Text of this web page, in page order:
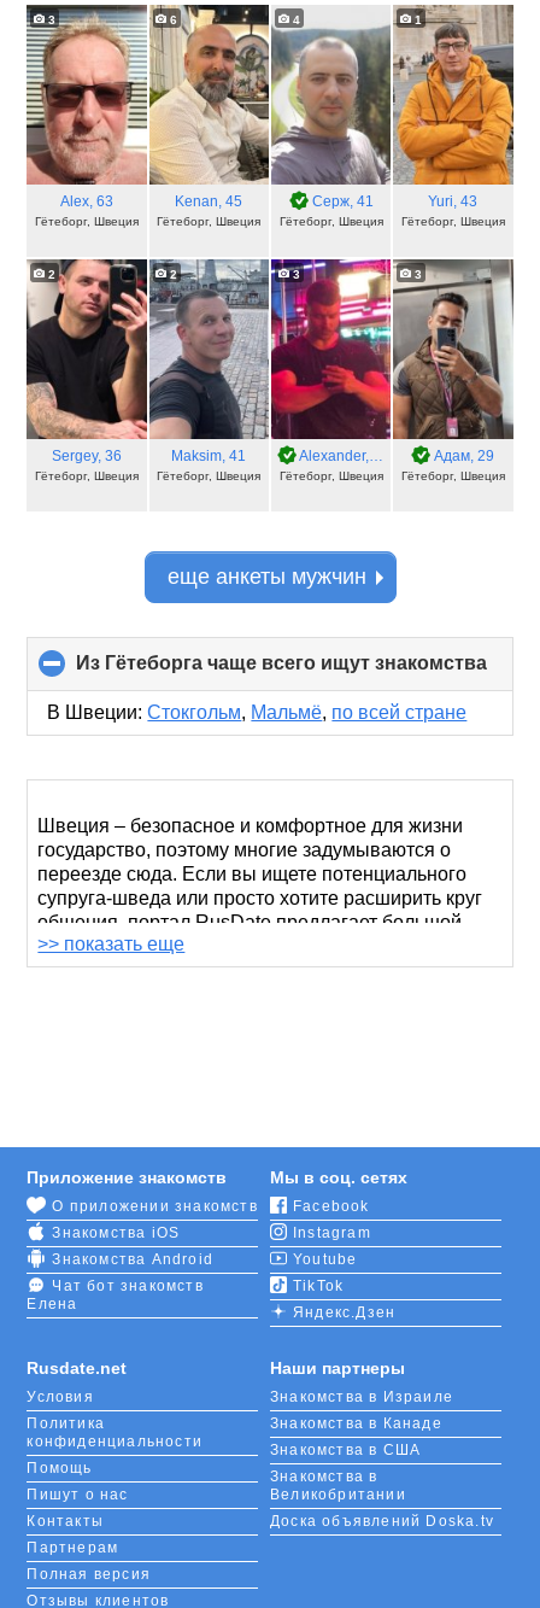
3
Alex, 63
Гётеборг, Швеция
6
Kenan, 45
Гётеборг, Швеция
4
Серж, 41
Гётеборг, Швеция
1
Yuri, 43
Гётеборг, Швеция
2
Sergey, 36
Гётеборг, Швеция
2
Maksim, 41
Гётеборг, Швеция
3
Alexander, 23
Гётеборг, Швеция
3
Адам, 29
Гётеборг, Швеция
еще анкеты мужчин
Из Гётеборга чаще всего ищут знакомства
to
В Швеции: Стокгольм, Мальмё, по всей стране
Швеция – безопасное и комфортное для жизни
государство, поэтому многие задумываются о
переезде сюда. Если вы ищете потенциального
супруга-шведа или просто хотите расширить круг
общения, портал RusDate предлагает большой
выбор русскоязычных кандидатов для знакомства
в Гётеборге, втором по населенности шведском
Мужчины и женщины, выросшие в уважении к
классическим традициям, часто посвящают себя
семье и детям, справедливо разделяя домашние
обязанности. Большая часть шведов –
интроверты, не стремящиеся к обширному кругу
общения, поэтому завязывание знакомства с ними
представляет определенные сложности.
Однако, если воспользоваться специальным
мобильным приложением, можно быстро найти
родственную душу в этой скандинавской стране.
На сайте RusDate размещены анкеты жителей
Гётеборга, ищущие знакомства, с которыми после
регистрации можно сразу начать онлайн-общение,
а впоследствии перейти к более близкому контакту.
>> показать еще
Rusdate.net
Условия
Политика
конфиденциальности
Помощь
Пишут о нас
Контакты
Партнерам
Полная версия
Отзывы клиентов
Приложение знакомств
О приложении знакомств
Знакомства iOS
Знакомства Android
Чат бот знакомств
Елена
Мы в соц. сетях
Facebook
Instagram
Youtube
TikTok
Яндекс.Дзен
Наши партнеры
Знакомства в Израиле
Знакомства в Канаде
Знакомства в США
Знакомства в
Великобритании
Доска объявлений Doska.tv